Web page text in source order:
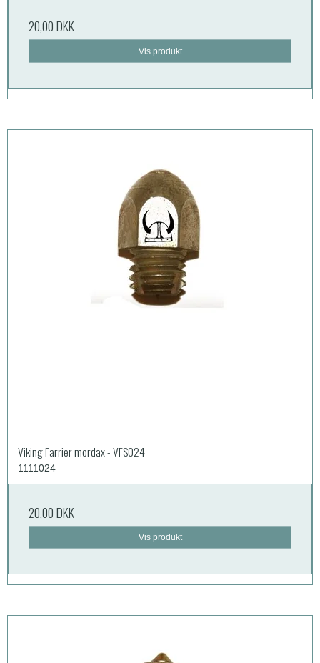
20,00 DKK
Vis produkt
Viking Farrier mordax - VFS024
1111024
20,00 DKK
Vis produkt